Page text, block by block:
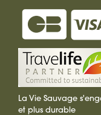
La Vie Sauvage
et plus durable